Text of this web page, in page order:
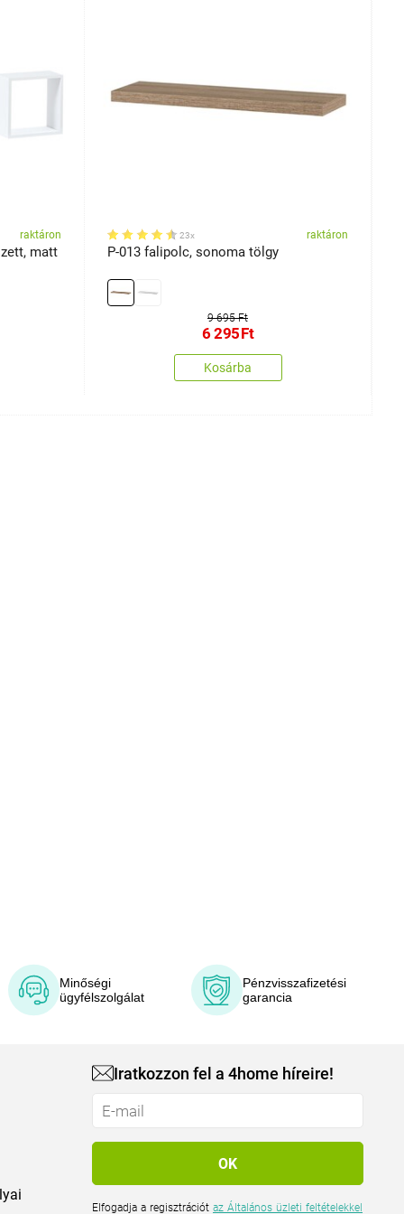
raktáron
matt
23x raktáron
P-013 falipolc, sonoma tölgy
9 695 Ft
6 295Ft
Kosárba
Minőségi
ügyfélszolgálat
Pénzvisszafizetési
garancia
Iratkozzon fel a 4home híreire!
Elfogadja a regisztrációtaz Általános üzleti feltételekkel